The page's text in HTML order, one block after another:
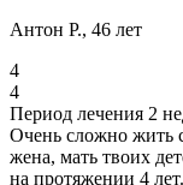
Антон Р., 46 лет
4
4
Период лечения 2
Очень сложно жить
жена, мать твоих
на протяжении 4